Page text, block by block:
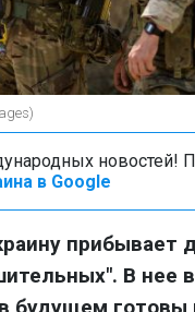
новостей!
в Google
прибывает
В нее